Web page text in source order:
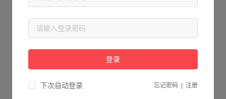
请检查您输入的网址是否正确，或点击下面的按钮返回首页。
登录
下次自动登录 忘记密码 注册